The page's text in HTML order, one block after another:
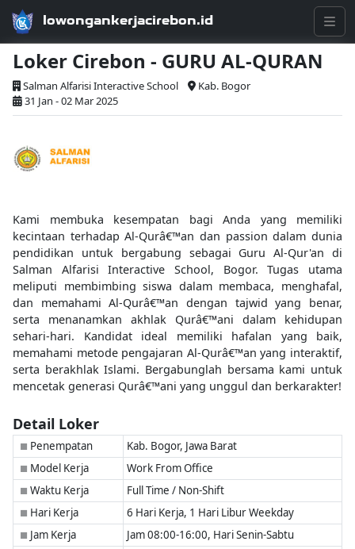
lowongankerjacirebon.id
Loker Cirebon - GURU AL-QURAN
Salman Alfarisi Interactive School
Kab. Bogor
31 Jan - 02 Mar 2025
Kami membuka kesempatan bagi Anda yang memiliki
kecintaan terhadap Al-Qurâ€™an dan passion dalam dunia
pendidikan untuk bergabung sebagai Guru Al-Qur'an di
Salman Alfarisi Interactive School, Bogor. Tugas utama
meliputi membimbing siswa dalam membaca, menghafal,
dan memahami Al-Qurâ€™an dengan tajwid yang benar,
serta menanamkan akhlak Qurâ€™ani dalam kehidupan
sehari-hari. Kandidat ideal memiliki hafalan yang baik,
memahami metode pengajaran Al-Qurâ€™an yang interaktif,
serta berakhlak Islami. Bergabunglah bersama kami untuk
mencetak generasi Qurâ€™ani yang unggul dan berkarakter!
Detail Loker
■ Penempatan Kab. Bogor, Jawa Barat
■ Model Kerja Work From Office
■ Waktu Kerja Full Time / Non-Shift
■ Hari Kerja 6 Hari Kerja, 1 Hari Libur Weekday
■ Jam Kerja Jam 08:00-16:00, Hari Senin-Sabtu